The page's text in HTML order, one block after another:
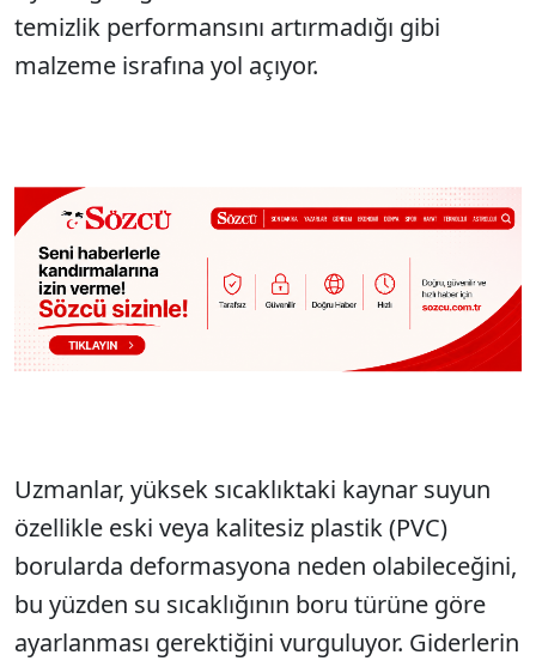
temizlik performansını artırmadığı gibi
malzeme israfına yol açıyor.
Uzmanlar, yüksek sıcaklıktaki kaynar suyun
özellikle eski veya kalitesiz plastik (PVC)
borularda deformasyona neden olabileceğini,
bu yüzden su sıcaklığının boru türüne göre
ayarlanması gerektiğini vurguluyor. Giderlerin